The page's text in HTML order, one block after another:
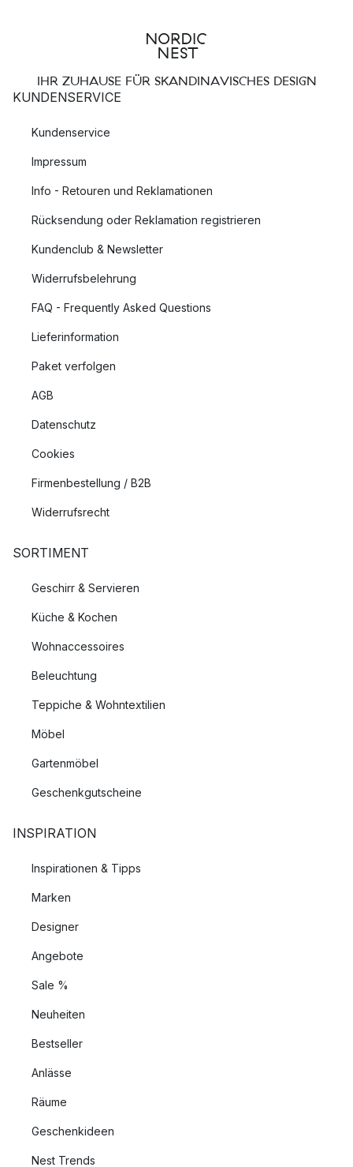
IHR ZUHAUSE FÜR SKANDINAVISCHES DESIGN
KUNDENSERVICE
Kundenservice
Impressum
Info - Retouren und Reklamationen
Rücksendung oder Reklamation registrieren
Kundenclub & Newsletter
Widerrufsbelehrung
FAQ - Frequently Asked Questions
Lieferinformation
Paket verfolgen
AGB
Datenschutz
Cookies
Firmenbestellung / B2B
Widerrufsrecht
SORTIMENT
Geschirr & Servieren
Küche & Kochen
Wohnaccessoires
Beleuchtung
Teppiche & Wohntextilien
Möbel
Gartenmöbel
Geschenkgutscheine
INSPIRATION
Inspirationen & Tipps
Marken
Designer
Angebote
Sale %
Neuheiten
Bestseller
Anlässe
Räume
Geschenkideen
Nest Trends